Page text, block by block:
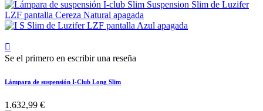

Se el primero en escribir una reseña
Lámpara de suspensión I-Club Long Slim
1.632,99 €